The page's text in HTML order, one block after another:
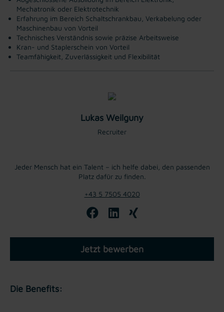
Mechatronik oder Elektrotechnik
Erfahrung im Bereich Schaltschrankbau, Verkabelung oder
Maschinenbau von Vorteil
Technisches Verständnis sowie präzise Arbeitsweise
Kran- und Staplerschein von Vorteil
Teamfähigkeit, Zuverlässigkeit und Flexibilität
Lukas Weilguny
Recruiter
Jeder Mensch hat ein Talent – ich helfe dabei, den passenden
Platz dafür zu finden.
+43 5 7505 4020
Jetzt bewerben
Die Benefits: